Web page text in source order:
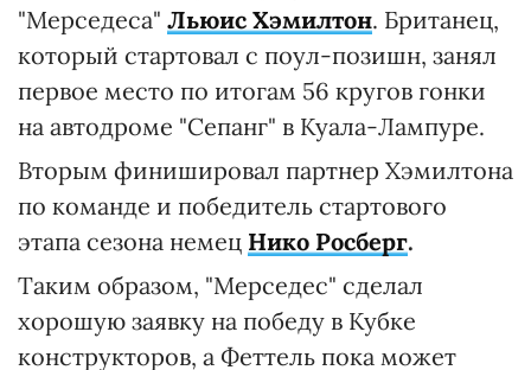
"Мерседеса" Льюис Хэмилтон. Британец,
который стартовал с поул-позишн, занял
первое место по итогам 56 кругов гонки
на автодроме "Сепанг" в Куала-Лампуре.
Вторым финишировал партнер Хэмилтона
по команде и победитель стартового
этапа сезона немец Нико Росберг.
Таким образом, "Мерседес" сделал
хорошую заявку на победу в Кубке
конструкторов, а Феттель пока может